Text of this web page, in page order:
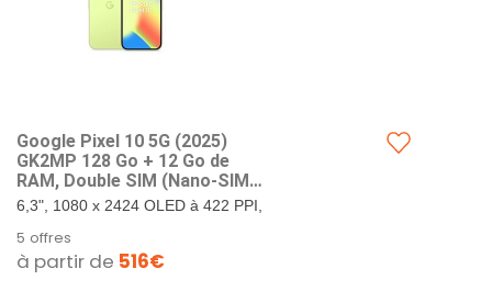
Google Pixel ​10 5G (202​5)
GK2MP 128 Go + 12 Go de
RAM, Double SIM (Nano-SIM,
eSIM), Android 1​6 débloqué
en Usine Smartpho ne
(citronnelle)
6,3", 1080 x 2424 OLED à 422 PPI,
2. 128 Go de stockage + 12 Go de
RAM. Google...
5 offres
à partir de 516€